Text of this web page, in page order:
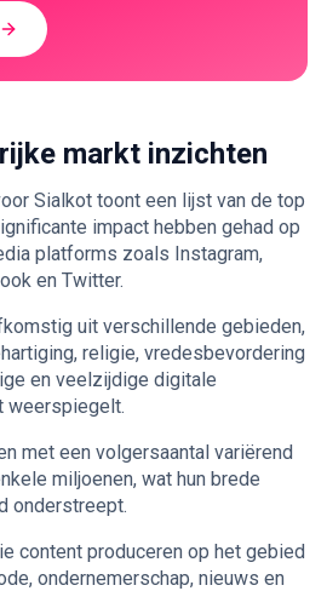
markt inzichten
Sialkot toont een lijst van de top
impact hebben gehad op
platforms zoals Instagram,
en Twitter.
uit verschillende gebieden,
religie, vredesbevordering
en veelzijdige digitale
weerspiegelt.
met een volgersaantal variërend
miljoenen, wat hun brede
onderstreept.
content produceren op het gebied
ondernemerschap, nieuws en